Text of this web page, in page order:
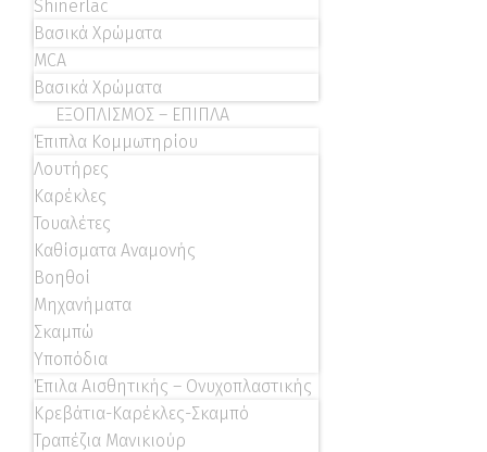
Shinerlac
Βασικά Χρώματα
MCA
Βασικά Χρώματα
ΕΞΟΠΛΙΣΜΟΣ – ΕΠΙΠΛΑ
Έπιπλα Κομμωτηρίου
Λουτήρες
Καρέκλες
Τουαλέτες
Καθίσματα Αναμονής
Βοηθοί
Μηχανήματα
Σκαμπώ
Υποπόδια
Έπιλα Αισθητικής – Ονυχοπλαστικής
Κρεβάτια-Καρέκλες-Σκαμπό
Τραπέζια Μανικιούρ